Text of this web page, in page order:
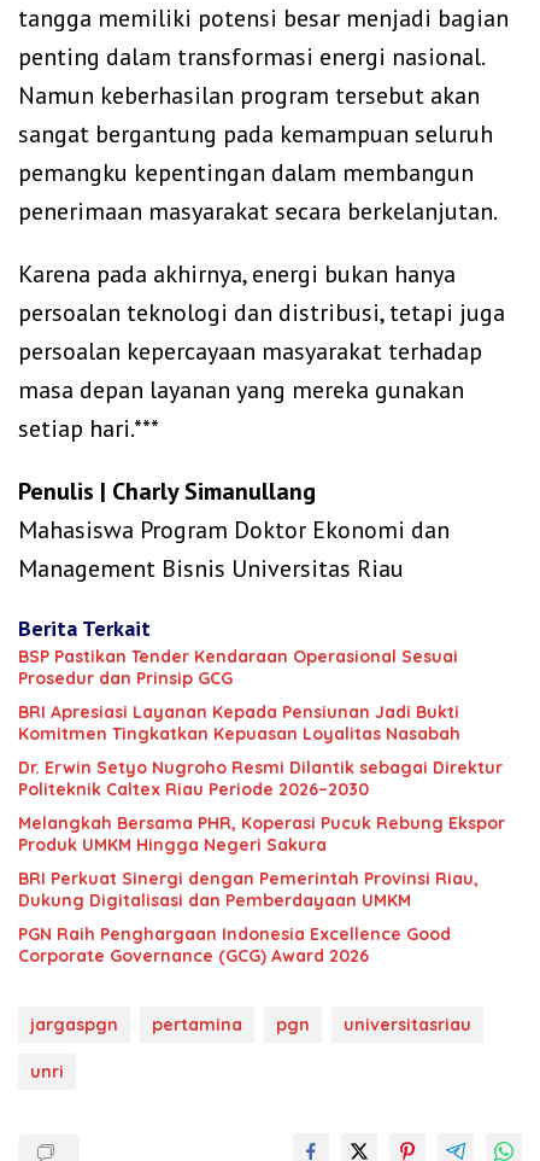
tangga memiliki potensi besar menjadi bagian
penting dalam transformasi energi nasional.
Namun keberhasilan program tersebut akan
sangat bergantung pada kemampuan seluruh
pemangku kepentingan dalam membangun
penerimaan masyarakat secara berkelanjutan.
Karena pada akhirnya, energi bukan hanya
persoalan teknologi dan distribusi, tetapi juga
persoalan kepercayaan masyarakat terhadap
masa depan layanan yang mereka gunakan
setiap hari.***
Penulis | Charly Simanullang
Mahasiswa Program Doktor Ekonomi dan
Management Bisnis Universitas Riau
Berita Terkait
BSP Pastikan Tender Kendaraan Operasional Sesuai
Prosedur dan Prinsip GCG
BRI Apresiasi Layanan Kepada Pensiunan Jadi Bukti
Komitmen Tingkatkan Kepuasan Loyalitas Nasabah
‎Dr. Erwin Setyo Nugroho Resmi Dilantik sebagai Direktur
Politeknik Caltex Riau Periode 2026–2030
Melangkah Bersama PHR, Koperasi Pucuk Rebung Ekspor
Produk UMKM Hingga Negeri Sakura
BRI Perkuat Sinergi dengan Pemerintah Provinsi Riau,
Dukung Digitalisasi dan Pemberdayaan UMKM
‎PGN Raih Penghargaan Indonesia‎ Excellence Good
Corporate Governance (GCG) Award 2026
jargaspgn pertamina pgn universitasriau
unri